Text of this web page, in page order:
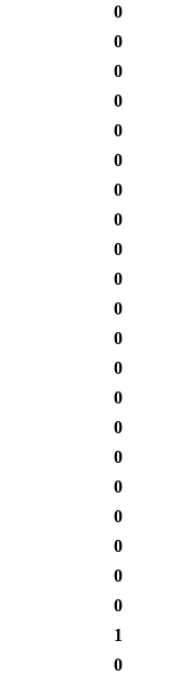
0
0
0
0
0
0
0
0
0
0
0
0
0
0
0
0
0
0
0
0
0
1
0